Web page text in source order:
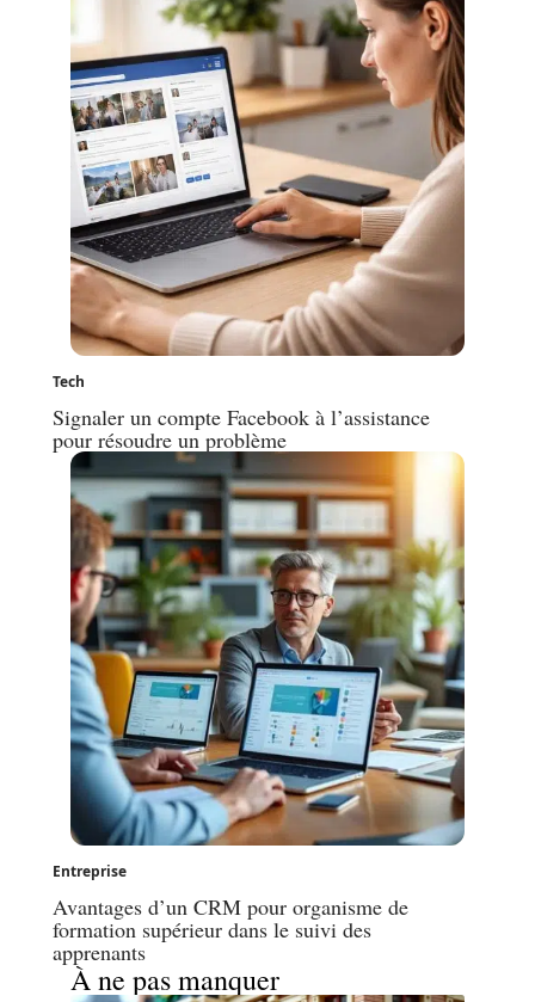
Tech
Signaler un compte Facebook à l’assistance
pour résoudre un problème
Entreprise
Avantages d’un CRM pour organisme de
formation supérieur dans le suivi des
apprenants
À ne pas manquer